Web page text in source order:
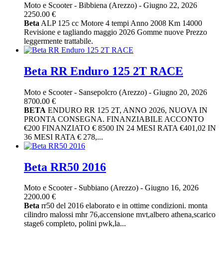
Moto e Scooter- Bibbiena (Arezzo) - Giugno 22, 2026
2250.00 €
Beta ALP 125 cc Motore 4 tempi Anno 2008 Km 14000
Revisione e tagliando maggio 2026 Gomme nuove Prezzo
leggermente trattabile.
Beta RR Enduro 125 2T RACE
Moto e Scooter- Sansepolcro (Arezzo) - Giugno 20, 2026
8700.00 €
BETA ENDURO RR 125 2T, ANNO 2026, NUOVA IN
PRONTA CONSEGNA. FINANZIABILE ACCONTO
€200 FINANZIATO € 8500 IN 24 MESI RATA €401,02 IN
36 MESI RATA € 278,...
Beta RR50 2016
Moto e Scooter- Subbiano (Arezzo) - Giugno 16, 2026
2200.00 €
Beta rr50 del 2016 elaborato e in ottime condizioni. monta
cilindro malossi mhr 76,accensione mvt,albero athena,scarico
stage6 completo, polini pwk,la...